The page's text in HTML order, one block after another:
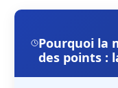
Pourquoi la
des points :